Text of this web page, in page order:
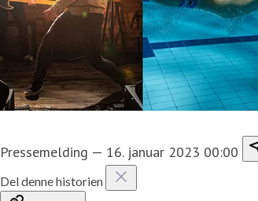
Pressemelding — 16. januar 2023 00:00
Del denne historien